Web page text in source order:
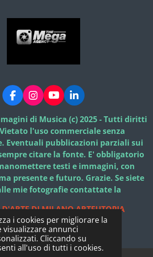
i cookies per migliorare la
visualizzare annunci
Cliccando su
all'uso di tutti i cookies.
F
a
c
e
b
o
o
k
I
n
s
t
a
g
r
a
Y
o
u
T
u
b
e
L
i
n
k
e
d
I
n
di Musica (c) 2025 - Tutti diritti
l'uso commerciale senza
Eventuali pubblicazioni parziali sui
citare la fonte. E' obbligatorio
testi e immagini, con
presente e futuro. Grazie. Se siete
mie fotografie contattate la
D'ARTE DI MILANO ARTEUTOPIA
Marzi Immagini di Musica